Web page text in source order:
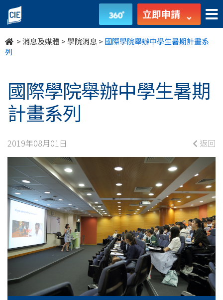
國
際
學
舉
辦
中
學
生
暑
期
計
畫
系
立即申請
>消息及媒體 >學院消息 > 國際學院舉辦中學生暑期計畫系
列
國際學院舉辦中學生暑期
計畫系列
2019年08月01日 返回